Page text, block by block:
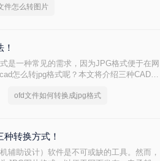
件怎么转图片
是一种常见的需求，因为JPG格式便于在网
怎么转jpg格式呢？本文将介绍三种CAD转
ofd文件如何转换成jpg格式
转换方式！
辅助设计）软件是不可或缺的工具。然而，